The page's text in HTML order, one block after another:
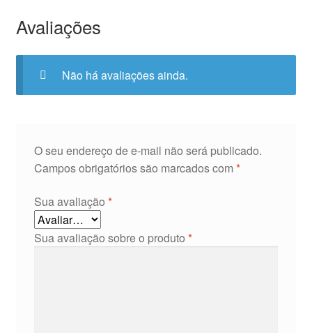
Avaliações
Não há avaliações ainda.
O seu endereço de e-mail não será publicado.
Campos obrigatórios são marcados com *
Sua avaliação *
Sua avaliação sobre o produto *